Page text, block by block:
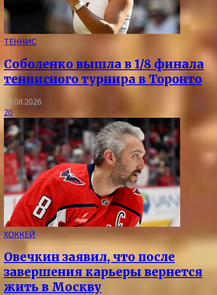
ТЕННИС
Соболенко вышла в 1/8 финала
теннисного турнира в Торонто
08.08.2026
20
ХОККЕЙ
Овечкин заявил, что после
завершения карьеры вернется
жить в Москву